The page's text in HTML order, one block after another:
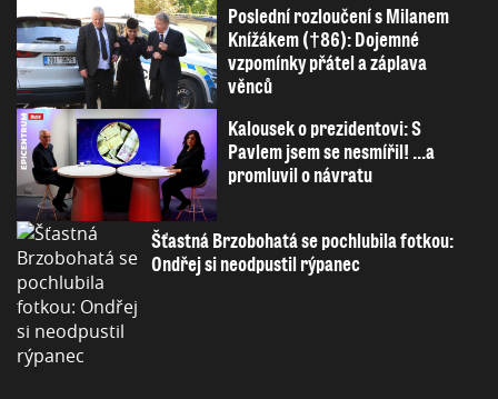
Poslední rozloučení s Milanem
Knížákem (†86): Dojemné
vzpomínky přátel a záplava
věnců
Kalousek o prezidentovi: S
Pavlem jsem se nesmířil! ...a
promluvil o návratu
Šťastná Brzobohatá se pochlubila fotkou:
Ondřej si neodpustil rýpanec